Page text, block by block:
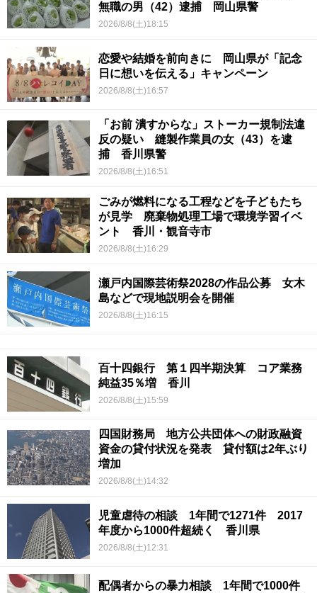
無職の男（42）逮捕 岡山県警
2026/8/8(土)18:15
恋愛や結婚を前向きに 岡山県が「記念
日に想いを伝える」キャンペーン
2026/8/8(土)16:57
「お前 潰すからな」ストーカー規制法違
反の疑い 縫製作業員の女（43）を逮
捕 香川県警
2026/8/8(土)16:51
ごみが燃料になる工程などを子どもたち
が見学 廃棄物処理工場で環境学習イベ
ント 香川・観音寺市
2026/8/8(土)16:29
瀬戸内国際芸術祭2028の作品公募 女木
島などで現地説明会を開催
2026/8/8(土)16:15
百十四銀行 第１四半期決算 コア業務
純益35％増 香川
2026/8/8(土)15:59
四国財務局 地方公共団体への財政融資
資金の貸付状況を発表 貸付額は2年ぶり
増加
2026/8/8(土)14:32
児童虐待の相談 1年間で1271件 2017
年度から1000件超続く 香川県
2026/8/8(土)12:31
配偶者からの暴力相談 1年間で1000件